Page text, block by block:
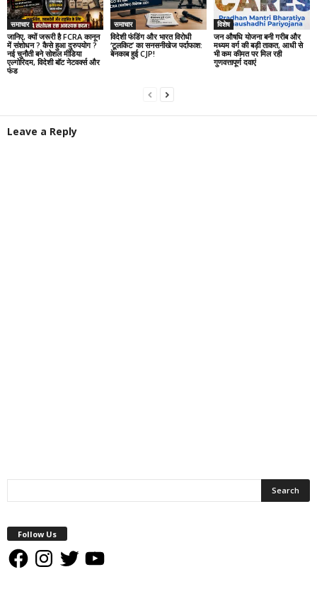
समाचार
जानिए, क्यों जरूरी है FCRA कानून
में संशोधन ? कैसे हुआ दुरुपयोग ?
नई चुनौती बने सोशल मीडिया
एल्गोरिदम, विदेशी बॉट नेटवर्क्स और
फंड
समाचार
विदेशी फंडिंग और भारत विरोधी
‘टूलकिट’ का सनसनीखेज पर्दाफाश:
बेनकाब हुई CJP!
विशेष
जन औषधि योजना बनी गरीब और
मध्यम वर्ग की बड़ी ताकत, आधी से
भी कम कीमत पर मिल रही
गुणवत्तापूर्ण दवाएं
Leave a Reply
Follow Us
FacebookInstagram
Twitter YouTube